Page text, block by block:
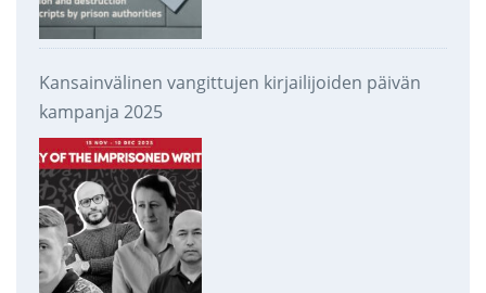
Kansainvälinen vangittujen kirjailijoiden päivän
kampanja 2025